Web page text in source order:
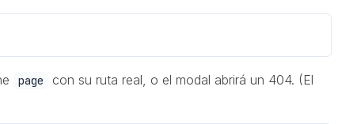
page
con su ruta real, o el modal abrirá un 404. (El